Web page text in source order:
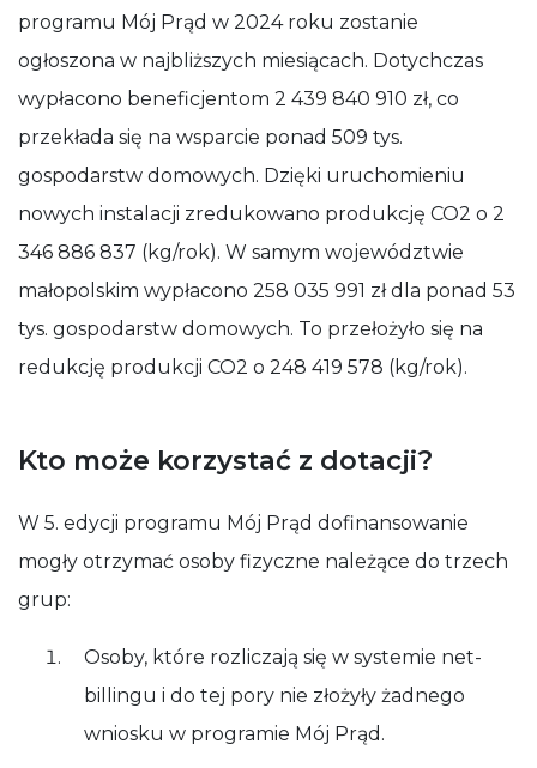
programu Mój Prąd w 2024 roku zostanie
ogłoszona w najbliższych miesiącach. Dotychczas
wypłacono beneficjentom 2 439 840 910 zł, co
przekłada się na wsparcie ponad 509 tys.
gospodarstw domowych. Dzięki uruchomieniu
nowych instalacji zredukowano produkcję CO2 o 2
346 886 837 (kg/rok). W samym województwie
małopolskim wypłacono 258 035 991 zł dla ponad 53
tys. gospodarstw domowych. To przełożyło się na
redukcję produkcji CO2 o 248 419 578 (kg/rok).
Kto może korzystać z dotacji?
W 5. edycji programu Mój Prąd dofinansowanie
mogły otrzymać osoby fizyczne należące do trzech
grup:
Osoby, które rozliczają się w systemie net-
billingu i do tej pory nie złożyły żadnego
wniosku w programie Mój Prąd.